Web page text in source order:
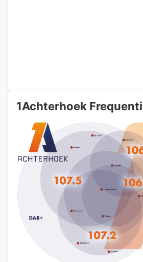
1Achterhoek